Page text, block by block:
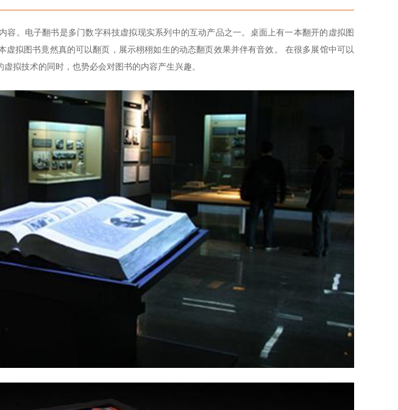
容。电子翻书是多门数字科技虚拟现实系列中的互动产品之一。桌面上有一本翻开的虚拟图
拟图书竟然真的可以翻页，展示栩栩如生的动态翻页效果并伴有音效。 在很多展馆中可以
拟技术的同时，也势必会对图书的内容产生兴趣。